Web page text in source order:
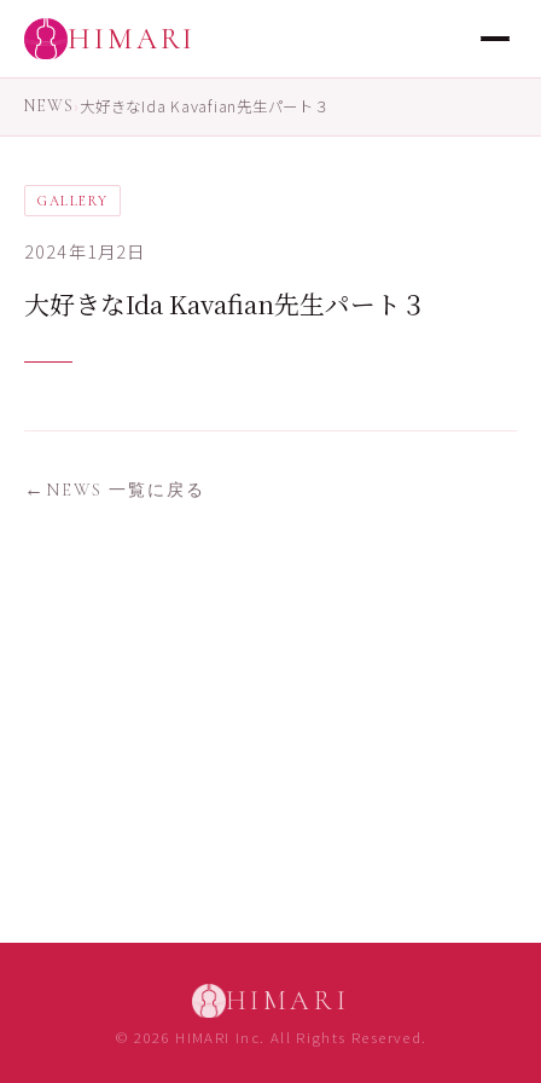
HIMARI
NEWS›大好きなIda Kavafian先生パート３
GALLERY
2024年1月2日
大好きなIda Kavafian先生パート３
NEWS 一覧に戻る
HIMARI
© 2026 HIMARI Inc. All Rights Reserved.